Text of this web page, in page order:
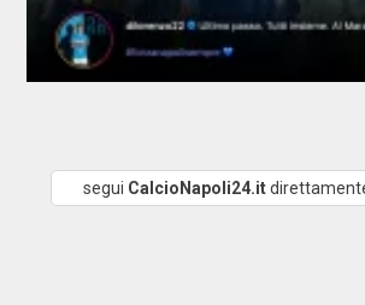
segui CalcioNapoli24.it